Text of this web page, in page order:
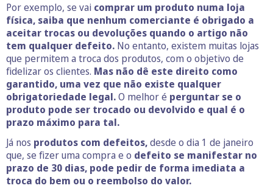
Por exemplo, se vai comprar um produto numa loja
física, saiba que nenhum comerciante é obrigado a
aceitar trocas ou devoluções quando o artigo não
tem qualquer defeito. No entanto, existem muitas lojas
que permitem a troca dos produtos, com o objetivo de
fidelizar os clientes. Mas não dê este direito como
garantido, uma vez que não existe qualquer
obrigatoriedade legal.O melhor é perguntar se o
produto pode ser trocado ou devolvido e qual é o
prazo máximo para tal.
Já nos produtos com defeitos,desde o dia 1 de janeiro
que, se fizer uma compra e o defeito se manifestar no
prazo de 30 dias, pode pedir de forma imediata a
troca do bem ou o reembolso do valor.